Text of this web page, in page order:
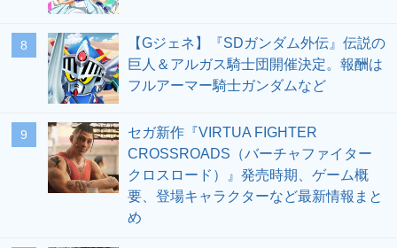
8
【Gジェネ】『SDガンダム外伝』伝説の
巨人＆アルガス騎士団開催決定。報酬は
フルアーマー騎士ガンダムなど
9
セガ新作『VIRTUA FIGHTER
CROSSROADS（バーチャファイター
クロスロード）』発売時期、ゲーム概
要、登場キャラクターなど最新情報まと
め